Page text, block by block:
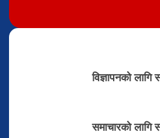
विज्ञापनको लागि
समाचारको लागि